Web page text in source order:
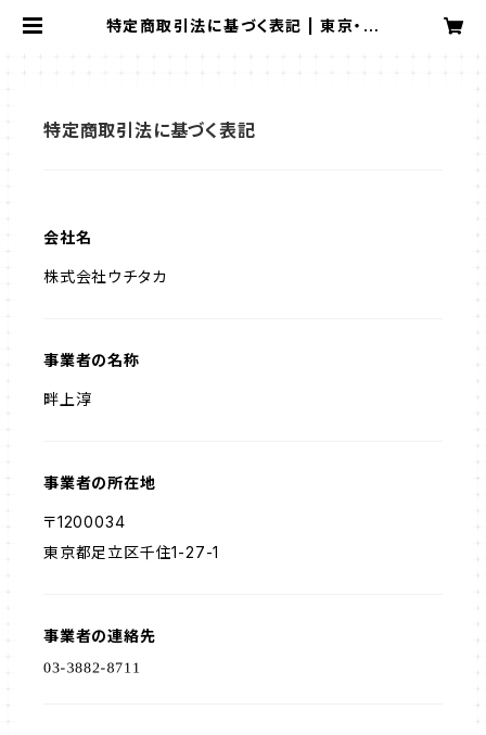
特定商取引法に基づく表記 | 東京・北
特定商取引法に基づく表記
会社名
株式会社ウチタカ
事業者の名称
畔上淳
事業者の所在地
〒1200034
東京都足立区千住1-27-1
事業者の連絡先